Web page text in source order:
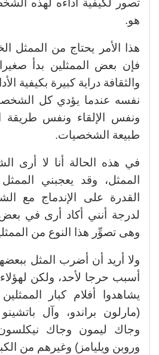
تصور لكيفية أداءه لهذه
هو.
هذا الأمر يحتاج من الممثل
فإن بعض الممثلين بدأ
والثقافة دراية كبيرة بكيفية
نفسه عندما يؤدي كل
ونفس الإلقاء ونفس طريقة
طبيعة الشخصيات.
في هذه الحالة أنا لا أرى
الممثل، وقد يعجبني
القدرة على الإندماج مع
لدرجة أنني أكاد أرى في بعض
وهى تصوِّر هذا النوع من
ولا أريد أن أضرب المثل
أسبب حرجا لأحد، ولكن
يشاهدوا أفلام كبار
(مارلون براندو، وآل
وجاك ليمون وجاك
وروبن ويليامز) وغيرهم من